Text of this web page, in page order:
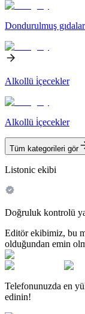
Dondurulmuş gıdalar
Alkollü i̇çecekler
Alkollü i̇çecekler
Tüm kategorileri gör
Listonic ekibi
Doğruluk kontrolü
Editör ekibimiz, bu
olduğundan emin
Telefonunuzda en
edinin!